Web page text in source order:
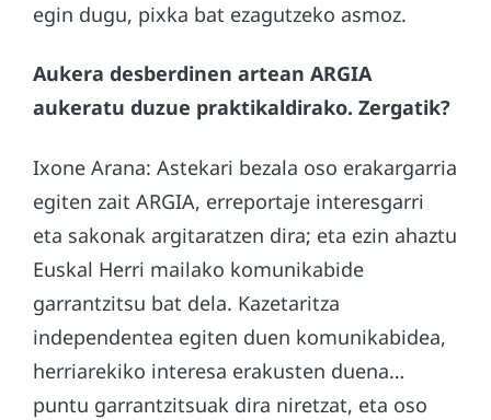
egin dugu, pixka bat ezagutzeko asmoz.
Aukera desberdinen artean ARGIA
aukeratu duzue praktikaldirako. Zergatik?
Ixone Arana: Astekari bezala oso erakargarria
egiten zait ARGIA, erreportaje interesgarri
eta sakonak argitaratzen dira; eta ezin ahaztu
Euskal Herri mailako komunikabide
garrantzitsu bat dela. Kazetaritza
independentea egiten duen komunikabidea,
herriarekiko interesa erakusten duena…
puntu garrantzitsuak dira niretzat, eta oso